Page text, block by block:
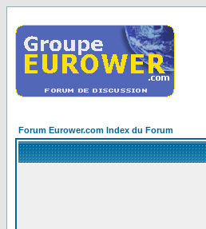
Forum Eurower.com Index du Forum